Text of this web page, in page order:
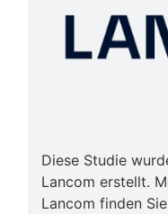
Diese Studie
Lancomerstellt.
Lancom finden